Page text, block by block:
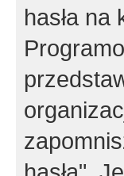
hasła